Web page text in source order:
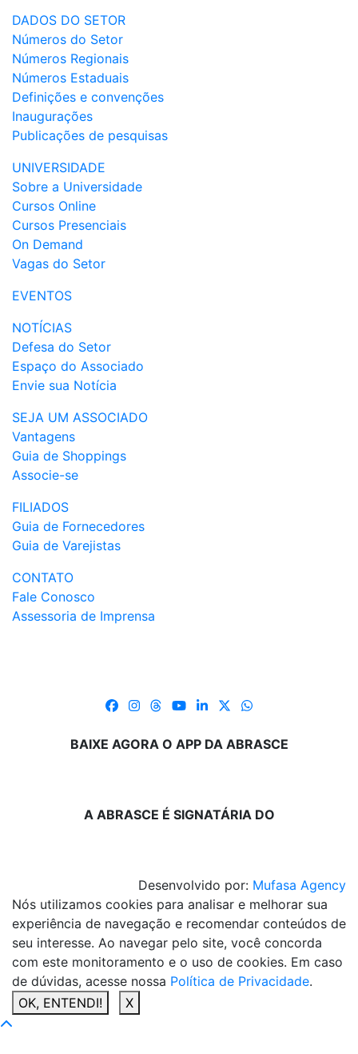
DADOS DO SETOR
Números do Setor
Números Regionais
Números Estaduais
Definições e convenções
Inaugurações
Publicações de pesquisas
UNIVERSIDADE
Sobre a Universidade
Cursos Online
Cursos Presenciais
On Demand
Vagas do Setor
EVENTOS
NOTÍCIAS
Defesa do Setor
Espaço do Associado
Envie sua Notícia
SEJA UM ASSOCIADO
Vantagens
Guia de Shoppings
Associe-se
FILIADOS
Guia de Fornecedores
Guia de Varejistas
CONTATO
Fale Conosco
Assessoria de Imprensa
BAIXE AGORA O APP DA ABRASCE
A ABRASCE É SIGNATÁRIA DO
Desenvolvido por: Mufasa Agency
Nós utilizamos cookies para analisar e melhorar sua
experiência de navegação e recomendar conteúdos de
seu interesse. Ao navegar pelo site, você concorda
com este monitoramento e o uso de cookies. Em caso
de dúvidas, acesse nossa Política de Privacidade.
OK, ENTENDI!
X